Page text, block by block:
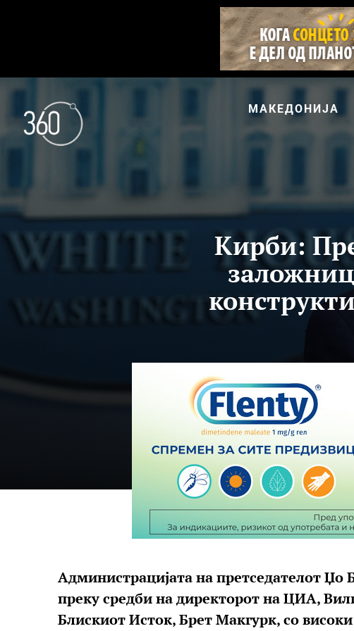
МАКЕДОНИЈА
Кирби:
Администрацијата на претседателот Џо
преку средби на директорот на ЦИА,
Блискиот Исток, Брет Макгурк, со